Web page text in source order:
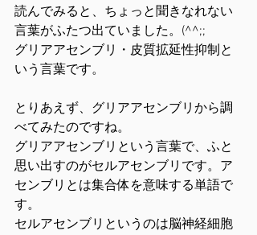
読んでみると、ちょっと聞きなれない
言葉がふたつ出ていました。(^^;;
グリアアセンブリ・皮質拡延性抑制と
いう言葉です。
とりあえず、グリアアセンブリから調
べてみたのですね。
グリアアセンブリという言葉で、ふと
思い出すのがセルアセンブリです。ア
センブリとは集合体を意味する単語で
す。
セルアセンブリというのは脳神経細胞